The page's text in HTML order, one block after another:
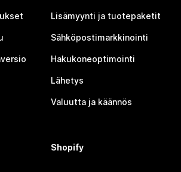
Lisämyynti ja tuotepaketit
Sähköpostimarkkinointi
Hakukoneoptimointi
Lähetys
Valuutta ja käännös
Shopify